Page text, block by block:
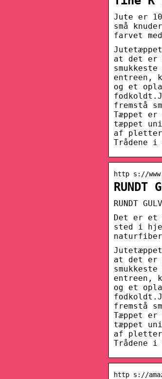
Jute er
små
farvet
at det er
entreen,
og et
fremstå
Tæppet
tæppet
af pletter
Trådene
http s://
RUNDT
Det er
sted i
at det er
entreen,
og et
fremstå
Tæppet
tæppet
af pletter
Trådene
http s://